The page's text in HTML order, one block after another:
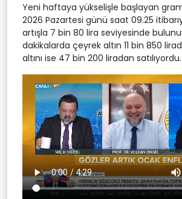
Yeni haftaya yükselişle başlayan
2026 Pazartesi günü saat 09.25
artışla 7 bin 80 lira seviyesinde
dakikalarda çeyrek altın 11 bin 850
altını ise 47 bin 200 liradan satılıyordu.